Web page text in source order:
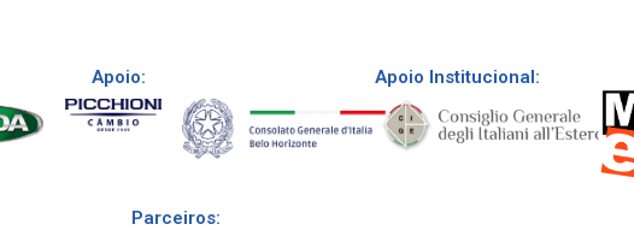
Apoio: Apoio Institucional:
Parceiros: